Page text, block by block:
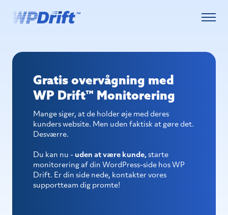
Gratis overvågning med
WP Drift™ Monitorering
Mange siger, at de holder øje med deres
kunders website. Men uden faktisk at gøre det.
Desværre.
Du kan nu - uden at være kunde, starte
monitorering af din WordPress-side hos WP
Drift. Er din side nede, kontakter vores
supportteam dig promte!